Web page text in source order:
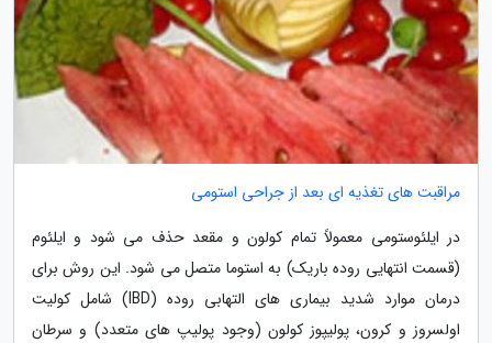
مراقبت های تغذیه ای بعد از جراحی استومی
در ایلئوستومی معمولاً تمام کولون و مقعد حذف می شود و ایلئوم
(قسمت انتهایی روده باریک) به استوما متصل می شود. این روش برای
درمان موارد شدید بیماری های التهابی روده (IBD) شامل کولیت
اولسروز و کرون، پولیپوز کولون (وجود پولیپ های متعدد) و سرطان